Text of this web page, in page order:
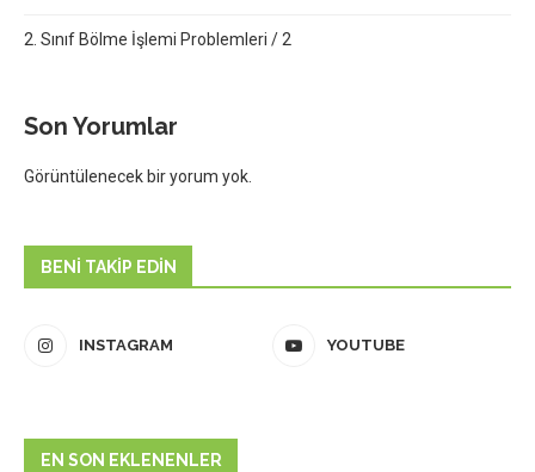
2. Sınıf Bölme İşlemi Problemleri / 2
Son Yorumlar
Görüntülenecek bir yorum yok.
BENI TAKIP EDIN
INSTAGRAM YOUTUBE
EN SON EKLENENLER